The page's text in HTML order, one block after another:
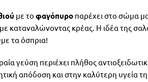
με το φαγόπυρο παρέχει στο σώμα
καταναλώνοντας κρέας. Η ιδέα της
τα όσπρια!
γεύση περιέχει πλήθος
απόδοση και στην καλύτερη υγεία